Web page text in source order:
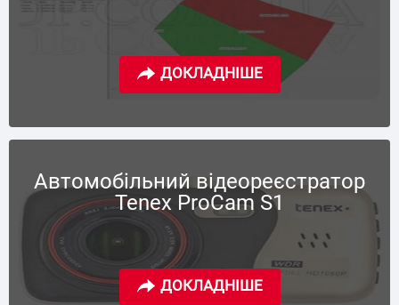
Автомобільний відеореєстратор
Tenex ProCam S1